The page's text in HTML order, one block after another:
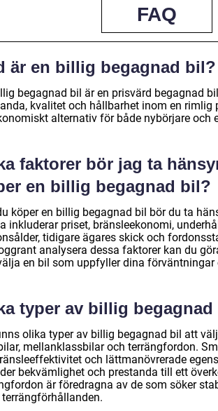
FAQ
är en billig begagnad bil?
begagnad bil är en prisvärd begagnad
kvalitet och hållbarhet inom en rimlig
alternativ för både nybörjare och
faktorer bör jag ta
en billig begagnad bil?
köper en billig begagnad bil bör du ta
inkluderar priset, bränsleekonomi,
tidigare ägares skick och
analysera dessa faktorer kan du
en bil som uppfyller dina förväntningar
typer av billig
olika typer av billig begagnad bil att
mellanklassbilar och terrängfordon.
och lättmanövrerade
bekvämlighet och prestanda till ett
är föredragna av de som söker